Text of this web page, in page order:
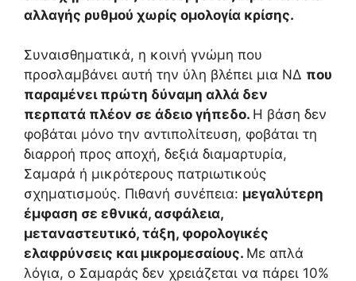
αλλαγής ρυθμού χωρίς ομολογία κρίσης.
Συναισθηματικά, η κοινή γνώμη που
προσλαμβάνει αυτή την ύλη βλέπει μια ΝΔ που
παραμένει πρώτη δύναμη αλλά δεν
περπατά πλέον σε άδειο γήπεδο. Η βάση δεν
φοβάται μόνο την αντιπολίτευση, φοβάται τη
διαρροή προς αποχή, δεξιά διαμαρτυρία,
Σαμαρά ή μικρότερους πατριωτικούς
σχηματισμούς. Πιθανή συνέπεια: μεγαλύτερη
έμφαση σε εθνικά, ασφάλεια,
μεταναστευτικό, τάξη, φορολογικές
ελαφρύνσεις και μικρομεσαίους. Με απλά
λόγια, ο Σαμαράς δεν χρειάζεται να πάρει 10%